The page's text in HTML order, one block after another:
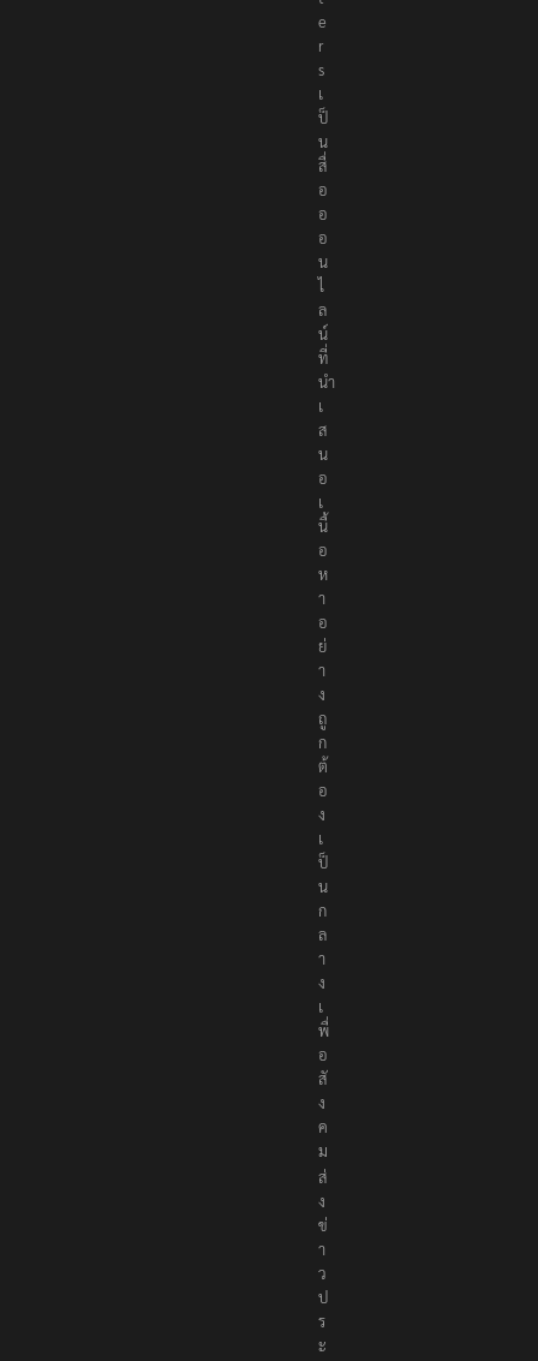
e
r
s
เ
ป็
น
สื่
อ
อ
อ
น
ไ
ล
น์
ที่
นำ
เ
ส
น
อ
เ
นื้
อ
ห
า
อ
ย่
า
ง
ถู
ก
ต้
อ
ง
เ
ป็
น
ก
ล
า
ง
เ
พื่
อ
สั
ง
ค
ม
ส่
ง
ข่
า
ว
ป
ร
ะ